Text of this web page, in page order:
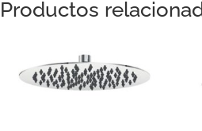
Productos